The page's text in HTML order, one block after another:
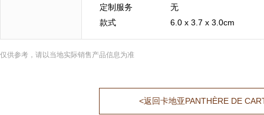
定制服务
无
款式
6.0 x 3.7 x 3.0cm
仅供参考，请以当地实际销售产品信息为准
<返回卡地亚PANTHÈRE DE